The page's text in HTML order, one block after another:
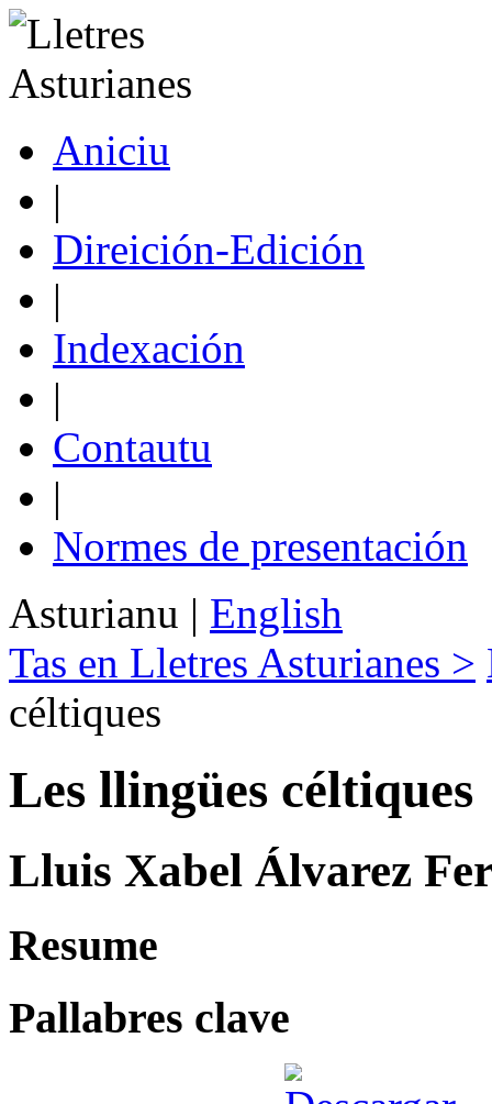
Aniciu
|
Direición-Edición
|
Indexación
|
Contautu
|
Normes de presentación
Asturianu | English
Tas en Lletres Asturianes >
céltiques
Les llingües céltiques
Lluis Xabel Álvarez
Resume
Pallabres clave